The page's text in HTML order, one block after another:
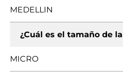
MEDELLIN
¿Cuál es el tamaño de
MICRO